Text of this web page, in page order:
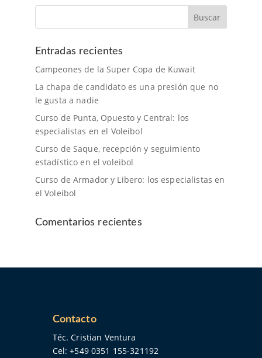
Entradas recientes
Campeones de la Super Copa de Kuwait
La chapa de candidato es una presión que no
le gusta a nadie
Curso de Punta, Opuesto y Central: los
especialistas en el Voleibol
Curso de Saque, recepción y seguimiento
estadístico en el voleibol
Curso de Armador y Libero: los especialistas en
el Voleibol
Comentarios recientes
Contacto
Téc. Cristian Ventura
Cel: +549 0351 155-321192